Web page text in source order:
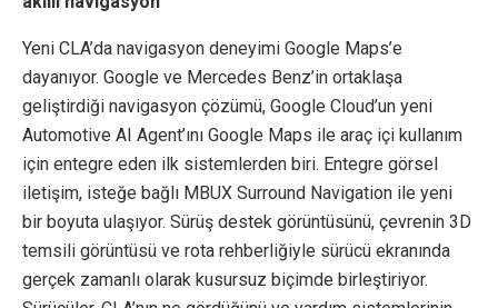
Yeni CLA’da navigasyon deneyimi Google Maps’e
dayanıyor. Google ve Mercedes Benz’in ortaklaşa
geliştirdiği navigasyon çözümü, Google Cloud’un yeni
Automotive AI Agent’ını Google Maps ile araç içi kullanım
için entegre eden ilk sistemlerden biri. Entegre görsel
iletişim, isteğe bağlı MBUX Surround Navigation ile yeni
bir boyuta ulaşıyor. Sürüş destek görüntüsünü, çevrenin 3D
temsili görüntüsü ve rota rehberliğiyle sürücü ekranında
gerçek zamanlı olarak kusursuz biçimde birleştiriyor.